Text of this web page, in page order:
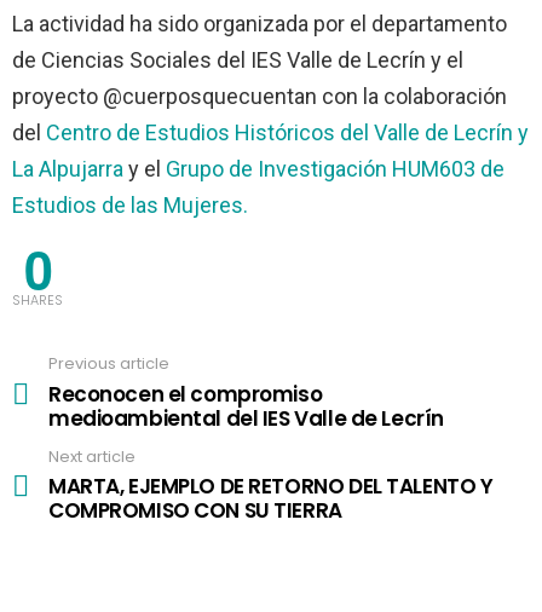
La actividad ha sido organizada por el departamento
de Ciencias Sociales del IES Valle de Lecrín y el
proyecto @cuerposquecuentan con la colaboración
del Centro de Estudios Históricos del Valle de Lecrín y
La Alpujarra y el Grupo de Investigación HUM603 de
Estudios de las Mujeres.
0
SHARES
more
Previous article
Reconocen el compromiso
medioambiental del IES Valle de Lecrín
Next article
MARTA, EJEMPLO DE RETORNO DEL TALENTO Y
COMPROMISO CON SU TIERRA